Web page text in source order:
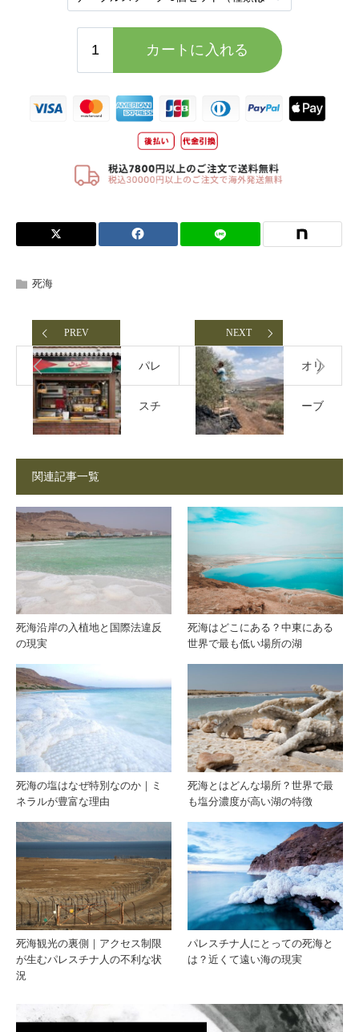
死海
PREV
パレ
スチ
｜パ
ーブ
ルか
まる
一日
NEXT
オリ
ーブ
生き
る｜
地区
の農
家が
語る
日常
関連記事一覧
死海沿岸の入植地と国際法違反
の現実
死海はどこにある？中東にある
世界で最も低い場所の湖
死海の塩はなぜ特別なのか｜ミ
ネラルが豊富な理由
死海とはどんな場所？世界で最
も塩分濃度が高い湖の特徴
死海観光の裏側｜アクセス制限
が生むパレスチナ人の不利な状
況
パレスチナ人にとっての死海と
は？近くて遠い海の現実